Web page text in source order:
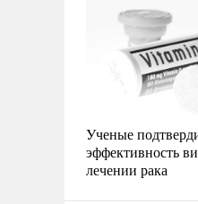
Ученые
эффективность
лечении рака